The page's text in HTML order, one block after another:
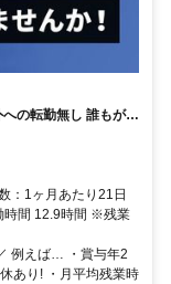
の転勤無し 誰もが知
日123日
：1ヶ月あたり21日
時間 12.9時間 ※残業
例えば… ・賞与年2
あり! ・月平均残業時